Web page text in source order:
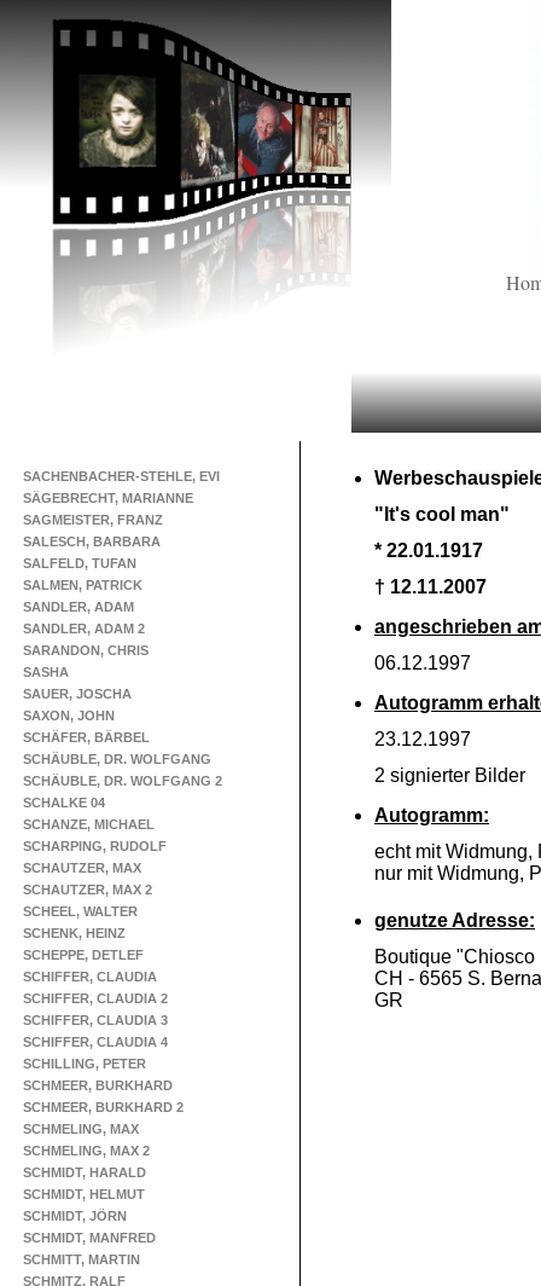
SACHENBACHER-STEHLE, EVI
SÄGEBRECHT, MARIANNE
SAGMEISTER, FRANZ
SALESCH, BARBARA
SALFELD, TUFAN
SALMEN, PATRICK
SANDLER, ADAM
SANDLER, ADAM 2
SARANDON, CHRIS
SASHA
SAUER, JOSCHA
SAXON, JOHN
SCHÄFER, BÄRBEL
SCHÄUBLE, DR. WOLFGANG
SCHÄUBLE, DR. WOLFGANG 2
SCHALKE 04
SCHANZE, MICHAEL
SCHARPING, RUDOLF
SCHAUTZER, MAX
SCHAUTZER, MAX 2
SCHEEL, WALTER
SCHENK, HEINZ
SCHEPPE, DETLEF
SCHIFFER, CLAUDIA
SCHIFFER, CLAUDIA 2
SCHIFFER, CLAUDIA 3
SCHIFFER, CLAUDIA 4
SCHILLING, PETER
SCHMEER, BURKHARD
SCHMEER, BURKHARD 2
SCHMELING, MAX
SCHMELING, MAX 2
SCHMIDT, HARALD
SCHMIDT, HELMUT
SCHMIDT, JÖRN
SCHMIDT, MANFRED
SCHMITT, MARTIN
SCHMITZ, RALF
"It's cool man"
* 22.01.1917
† 12.11.2007
angeschrieben
06.12.1997
Autogramm
23.12.1997
2 signierter Bilder
Autogramm:
echt mit Widmung,
nur mit Widmung,
genutze Adresse:
Boutique
CH - 6565 S.
GR